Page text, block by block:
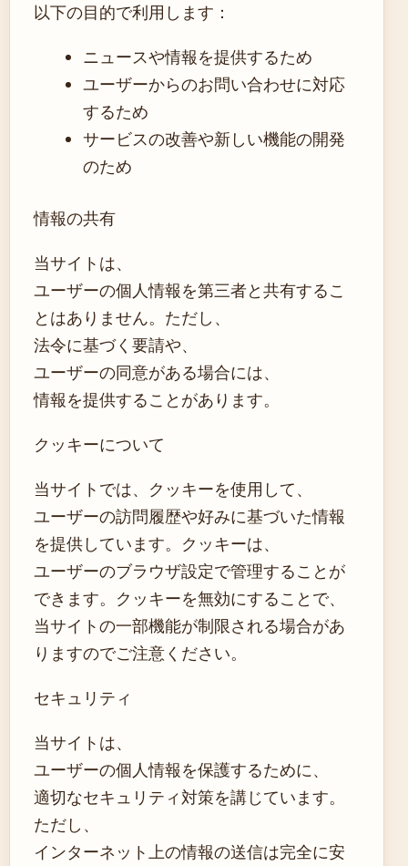
以下の目的で利用します：
ニュースや情報を提供するため
ユーザーからのお問い合わせに対応
するため
サービスの改善や新しい機能の開発
のため
情報の共有
当サイトは、
ユーザーの個人情報を第三者と共有するこ
とはありません。ただし、
法令に基づく要請や、
ユーザーの同意がある場合には、
情報を提供することがあります。
クッキーについて
当サイトでは、クッキーを使用して、
ユーザーの訪問履歴や好みに基づいた情報
を提供しています。クッキーは、
ユーザーのブラウザ設定で管理することが
できます。クッキーを無効にすることで、
当サイトの一部機能が制限される場合があ
りますのでご注意ください。
セキュリティ
当サイトは、
ユーザーの個人情報を保護するために、
適切なセキュリティ対策を講じています。
ただし、
インターネット上の情報の送信は完全に安